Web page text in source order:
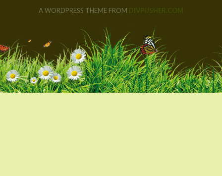
A WORDPRESS THEME FROM DIVPUSHER.COM